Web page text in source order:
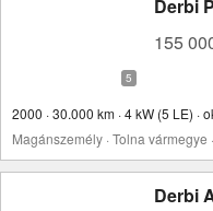
Derbi
155
2000 · 30.000 km · 4 kW (5 LE) ·
Magánszemély · Tolna vármegye
Derbi